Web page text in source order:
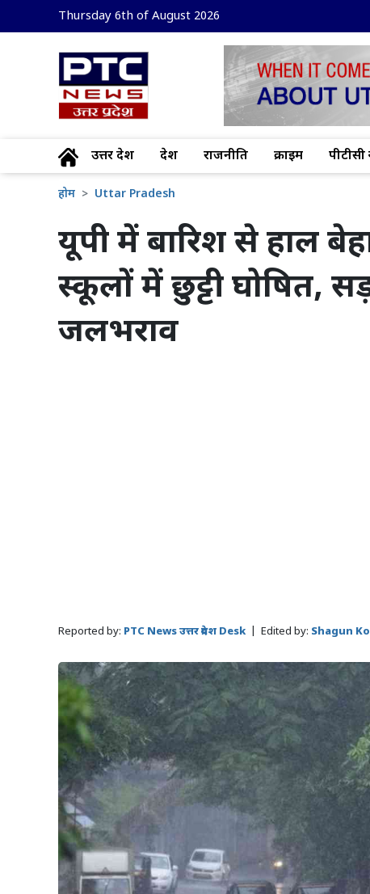
Thursday 6th of August 2026
उत्तर प्रदेश देश राजनीति क्राइम
होम Uttar Pradesh
यूपी में बारिश से हाल
स्कूलों में छुट्टी घोषित,
जलभराव
Reported by: PTC News उत्तर प्रदेश Desk Edited by: Shagun